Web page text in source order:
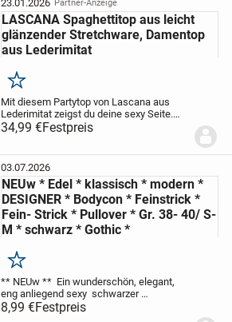
23.01.2026 Partner-Anzeige
LASCANA Spaghettitop aus leicht
glänzender Stretchware, Damentop
aus Lederimitat
Merken
Mit diesem Partytop von Lascana aus
Lederimitat zeigst du deine sexy Seite.
Das Party-Top begeistert mit leicht
glänzendem Lederimitat. Die figurbetonte
deine...
34,99 €Festpreis
03.07.2026
NEUw * Edel * klassisch * modern *
DESIGNER * Bodycon * Feinstrick *
Fein- Strick * Pullover * Gr. 38- 40/ S-
M * schwarz * Gothic *
Merken
** NEUw ** Ein wunderschön, elegant,
eng anliegend sexy schwarzer
DESIGNER Langarm
8,99 €Festpreis